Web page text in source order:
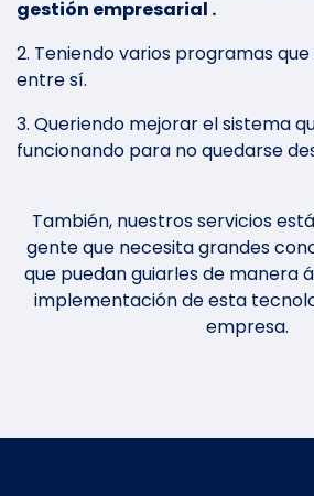
gestión empresarial .
2. Teniendo varios programas
entre sí.
3. Queriendo mejorar el sistema
funcionando para no quedarse
También, nuestros servicios
gente que necesita grandes
que puedan guiarles de manera
implementación de esta
empresa.